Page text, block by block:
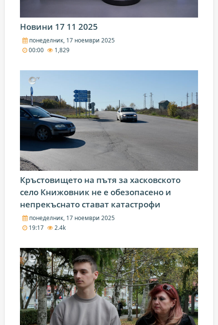
Новини 17 11 2025
понеделник, 17 ноември 2025
00:00
1,829
Кръстовището на пътя за хасковското
село Книжовник не е обезопасено и
непрекъснато стават катастрофи
понеделник, 17 ноември 2025
19:17
2.4k